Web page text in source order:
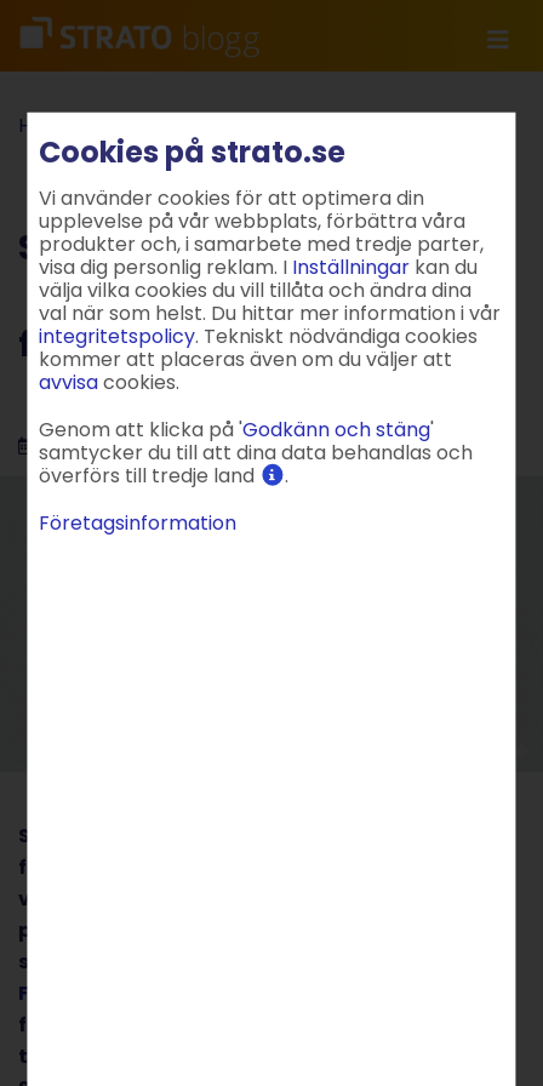
Hem
Stor ökning av svenska företag i februari
Stor ökning av svenska
företag i februari
03.03.2026 4 Min
Svenskt näringsliv fortsätter att växa. I
februari ökade antalet företag med 3 957,
vilket motsvarar en nettotillväxt på 0,37
procent jämfört med januari. Det visar vår
senaste sammanställning på
FöretagarAllsvenskan.se
från Bolagsverket. Samtliga regioner noterade
tillväxt, med Västra Götaland, Uppsala och
Cookies på strato.se
Vi använder cookies för att optimera din
upplevelse på vår webbplats, förbättra våra
produkter och, i samarbete med tredje parter,
visa dig personlig reklam. I Inställningar kan du
välja vilka cookies du vill tillåta och ändra dina
val när som helst. Du hittar mer information i vår
integritetspolicy. Tekniskt nödvändiga cookies
kommer att placeras även om du väljer att
avvisacookies.
Genom att klicka på 'Godkänn och stäng'
samtycker du till att dina data behandlas och
överförs till tredje land
.
Företagsinformation